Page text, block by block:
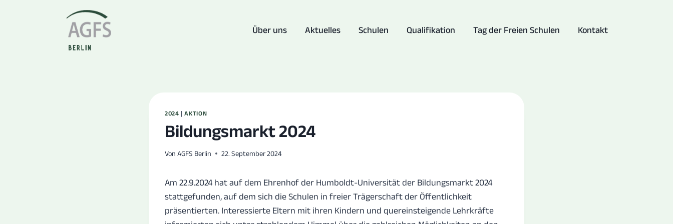
Über uns Aktuelles Schulen Qualifikation Tag der Freien Schulen Kontakt
2024 |AKTION
Bildungsmarkt 2024
Von AGFS Berlin 22. September 2024
Am 22.9.2024 hat auf dem Ehrenhof der Humboldt-Universität der Bildungsmarkt 2024
stattgefunden, auf dem sich die Schulen in freier Trägerschaft der Öffentlichkeit
präsentierten. Interessierte Eltern mit ihren Kindern und quereinsteigende Lehrkräfte